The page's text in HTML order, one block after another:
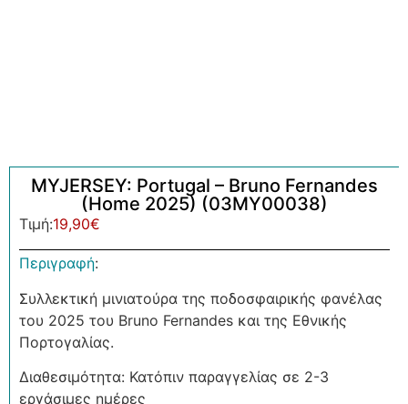
MYJERSEY: Portugal – Bruno Fernandes
(Home 2025) (03MY00038)
Τιμή:19,90€
Περιγραφή:
Συλλεκτική μινιατούρα της ποδοσφαιρικής φανέλας
του 2025 του Bruno Fernandes και της Εθνικής
Πορτογαλίας.
Διαθεσιμότητα: Κατόπιν παραγγελίας σε 2-3
εργάσιμες ημέρες